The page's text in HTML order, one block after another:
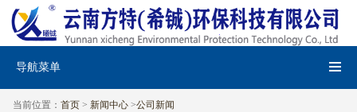
导航菜单
当前位置： 首页 > 新闻中心 >公司新闻